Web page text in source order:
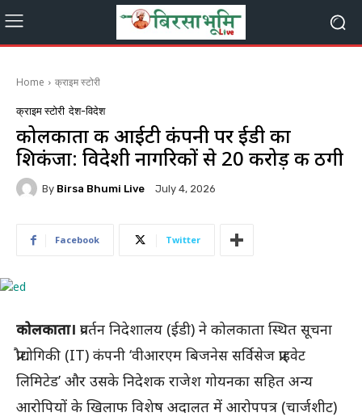
Home क्राइम स्टोरी
क्राइम स्टोरी देश-विदेश
कोलकाता की आईटी कंपनी पर ईडी का
शिकंजा: विदेशी नागरिकों से ₹20 करोड़ की ठगी
By Birsa Bhumi Live July 4, 2026
Facebook Twitter
कोलकाता। प्रवर्तन निदेशालय (ईडी) ने कोलकाता स्थित सूचना
प्रौद्योगिकी (IT) कंपनी ‘वीआरएम बिजनेस सर्विसेज प्राइवेट
लिमिटेड’ और उसके निदेशक राजेश गोयनका सहित अन्य
आरोपियों के खिलाफ विशेष अदालत में आरोपपत्र (चार्जशीट)